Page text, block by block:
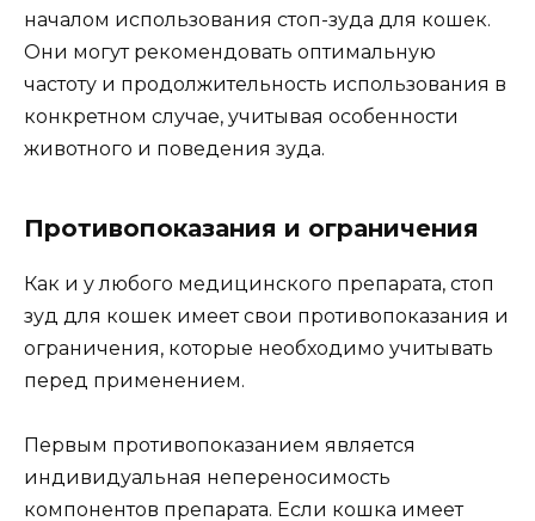
началом использования стоп-зуда для кошек.
Они могут рекомендовать оптимальную
частоту и продолжительность использования в
конкретном случае, учитывая особенности
животного и поведения зуда.
Противопоказания и ограничения
Как и у любого медицинского препарата, стоп
зуд для кошек имеет свои противопоказания и
ограничения, которые необходимо учитывать
перед применением.
Первым противопоказанием является
индивидуальная непереносимость
компонентов препарата. Если кошка имеет